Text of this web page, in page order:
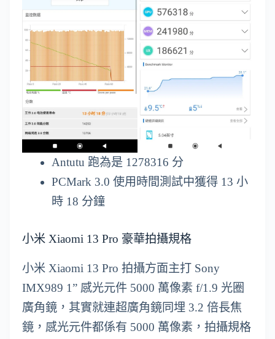
Antutu 跑為是 1278316 分
PCMark 3.0 使用時間測試中獲得 13 小
時 18 分鐘
小米 Xiaomi 13 Pro 豪華拍攝規格
小米 Xiaomi 13 Pro 拍攝方面主打 Sony
IMX989 1” 感光元件 5000 萬像素 f/1.9 光圈
廣角鏡，其實就連超廣角鏡同埋 3.2 倍長焦
鏡，感光元件都係有 5000 萬像素，拍攝規格